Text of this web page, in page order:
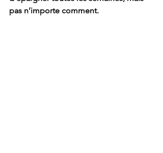
pas n’importe comment.